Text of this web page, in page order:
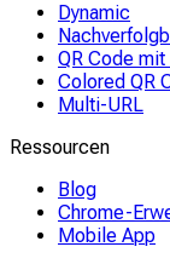
Dynamic
QR Code
Colored QR
Multi-URL
Ressourcen
Blog
Chrome-
Mobile App